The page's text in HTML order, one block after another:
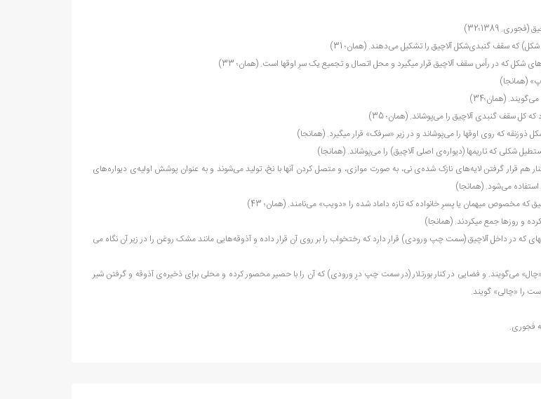
1389؛32)
که سقف گنبدی­‌شکل آلاچیق را تشکیل می­‌دهند. (همان؛ 31)
شکل که در رأس سقف آلاچیق قرار می­گیرد و محل اتصال و تجمیع یک سرِ اوق­ها است. (همان؛ 33)
(همان­جا)
(همان؛34)
کل سقف گنبدی آلاچیق را می­‌پوشاند. (همان؛ 35)
ذوزنقه که روی اوق­ها را می‌­پوشاند و در زیر «سرفک» قرار می­گیرد. (همان­جا)
شکلی که تاریم­ها (دیواره­‌ی اصلی آلاچیق) را می‌­پوشاند. (همان­جا)
هم قرار گرفتن لایه‌­های نازک شده‌­ی نی، به صورت موازی، و متصل کردن آن­ها با نخ، تولید می‌­شوند و به عنوان پوشش اولیه­‌ی دیواره­‌های
استفاده می­‌شود. (همان­جا)
که مخصوص میهمان یا پسرِ خانواده که تازه داماد شده را «دویب» می‌­نامند. (همان­؛ 43)
کرده و روزها جمع می­کردند. (همان­جا)
که در داخل آلاچیق (سمت چپ ورودی) قرار دارد که رخت­خواب را بر روی آن قرار داده و آذوقه‌­هایی مانند مشک روغن را در زیر آن نگاه می­‌
«چال» می‌­گویند. و فضایی در کنار بورتلار (در سمت چپ درِ ورودی) که آن را با حصیر محصور کرده و محلی برای ذخیره‌­ی آذوقه و گرفتن شیر
را «چالی» گویند.
فجوری.